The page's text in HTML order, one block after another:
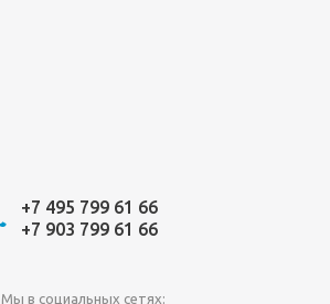
+7 495 799 61 66
+7 903 799 61 66
Мы в социальных сетях: